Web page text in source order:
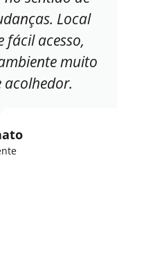
Local
fácil acesso,
muito
acolhedor.